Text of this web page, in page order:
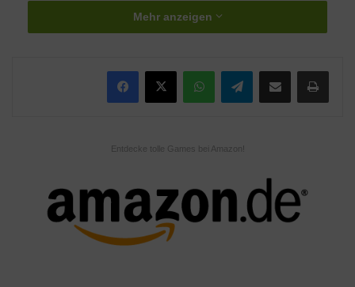
Schlagwörter ebb Software Horror SGF 2020
Mehr anzeigen
Telegram
Entdecke tolle Games bei Amazon!